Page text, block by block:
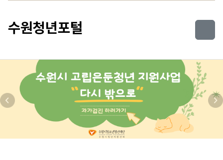
수원청년포털
이전